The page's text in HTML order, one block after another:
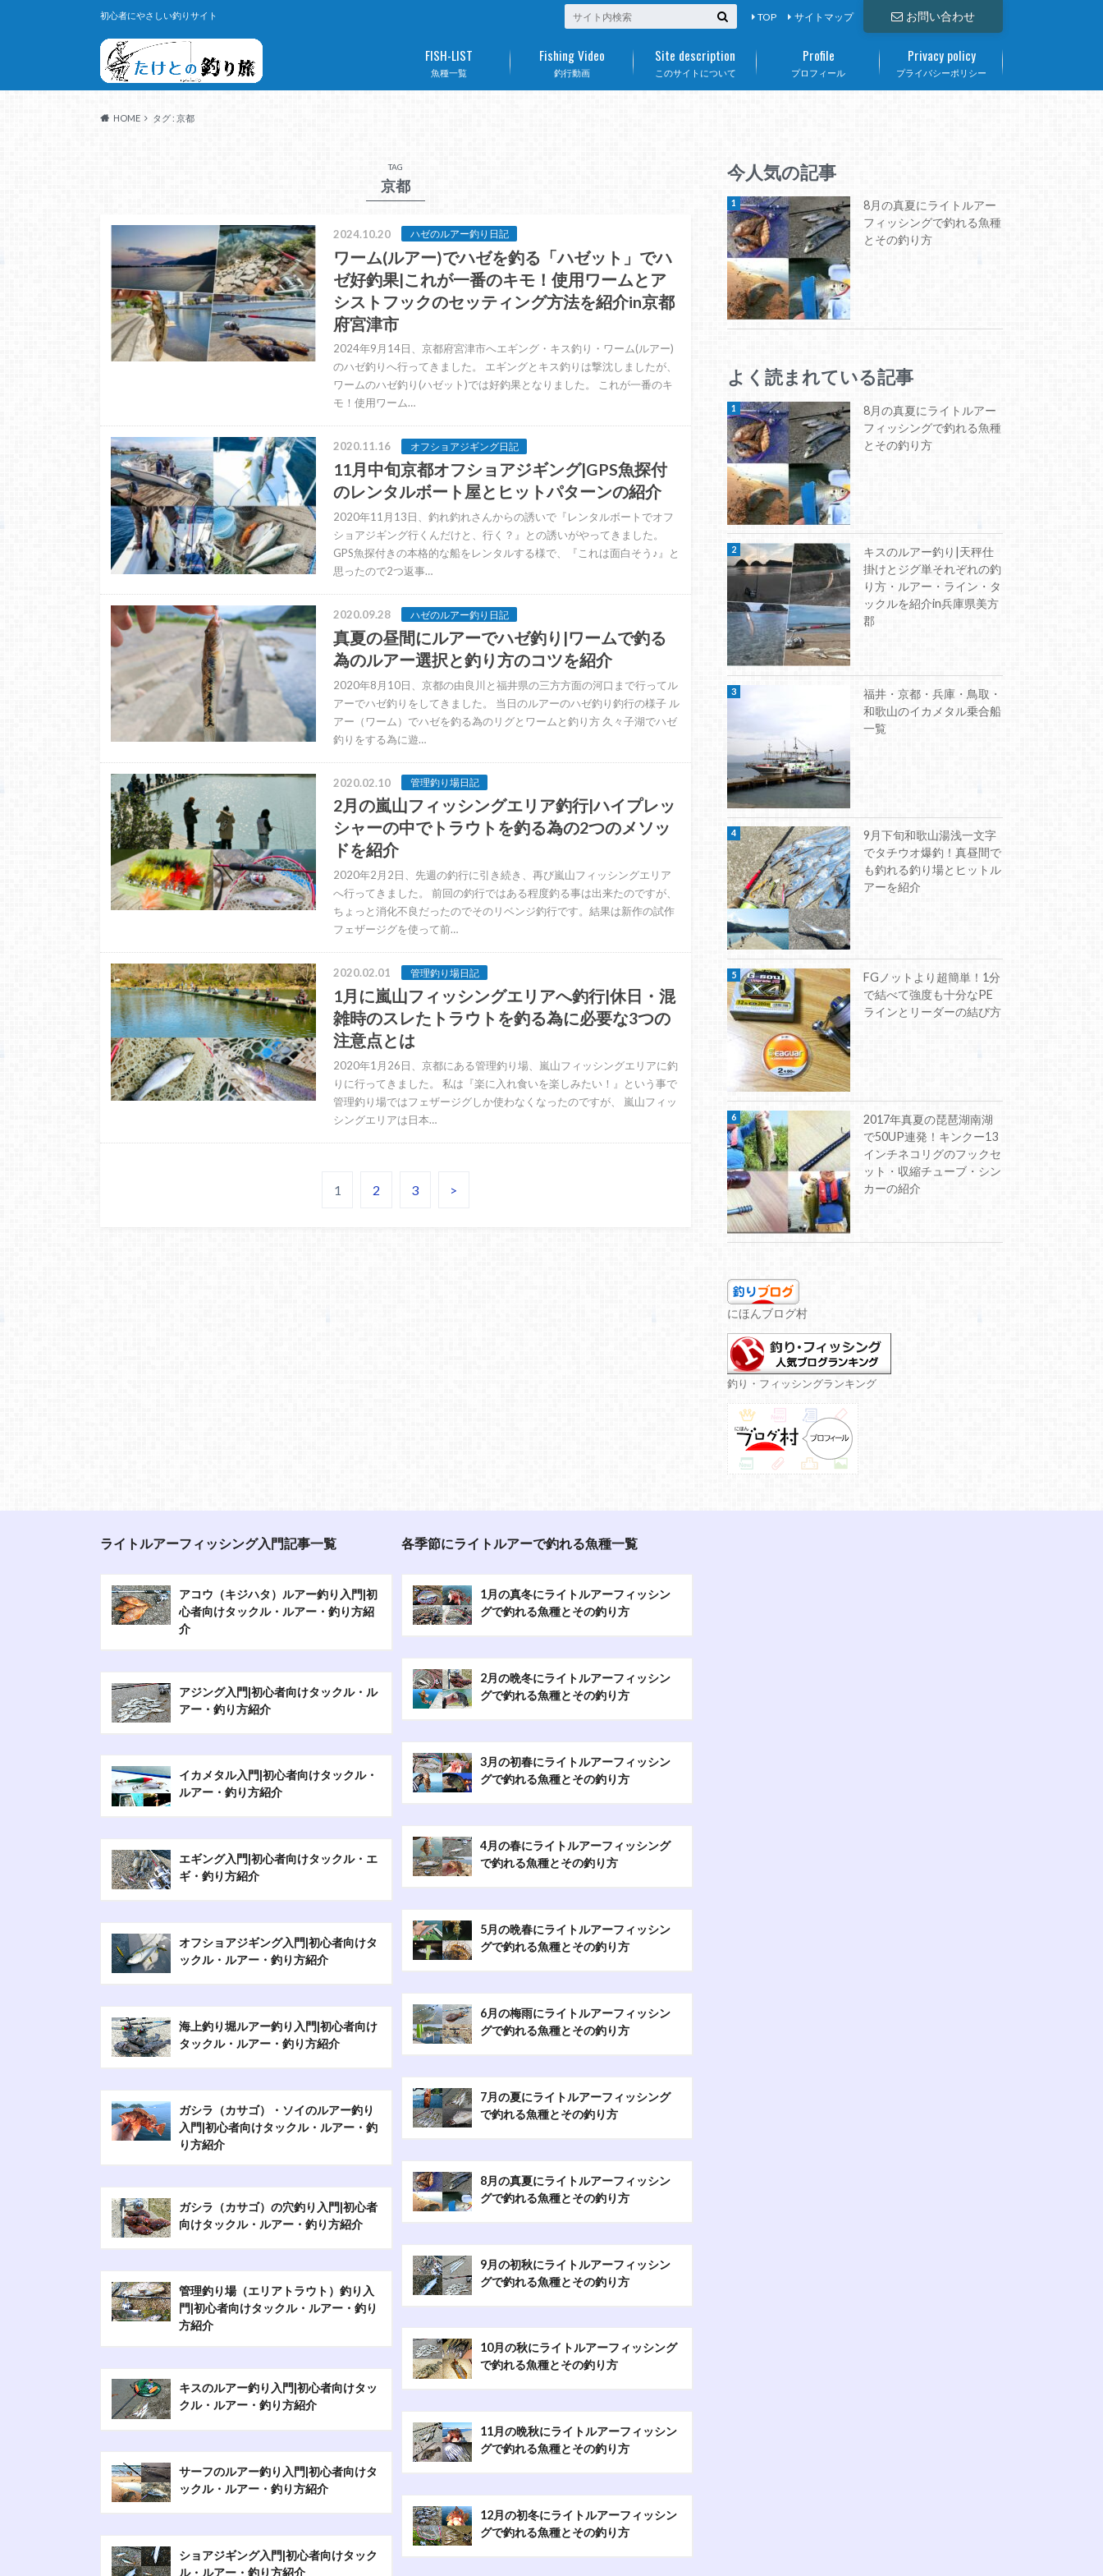
初心者にやさしい釣りサイト お問い合わせ
TOP サイトマップ
魚種一覧
FISH-LIST
釣行動画
Fishing Video
このサイトについて
Site description
プロフィール
Profile
プライバシーポリシー
Privacy policy
HOME タグ : 京都
TAG
京都
2024.10.20 ハゼのルアー釣り日記
ワーム(ルアー)でハゼを釣る「ハゼット」でハ
ゼ好釣果|これが一番のキモ！使用ワームとア
シストフックのセッティング方法を紹介in京都
府宮津市
2024年9月14日、京都府宮津市へエギング・キス釣り・ワーム(ルアー)
のハゼ釣りへ行ってきました。 エギングとキス釣りは撃沈しましたが、
ワームのハゼ釣り(ハゼット)では好釣果となりました。 これが一番のキ
モ！使用ワーム…
2020.11.16 オフショアジギング日記
11月中旬京都オフショアジギング|GPS魚探付
のレンタルボート屋とヒットパターンの紹介
2020年11月13日、釣れ釣れさんからの誘いで『レンタルボートでオフ
ショアジギング行くんだけと、行く？』との誘いがやってきました。
GPS魚探付きの本格的な船をレンタルする様で、『これは面白そう♪』と
思ったので2つ返事…
2020.09.28 ハゼのルアー釣り日記
真夏の昼間にルアーでハゼ釣り|ワームで釣る
為のルアー選択と釣り方のコツを紹介
2020年8月10日、京都の由良川と福井県の三方方面の河口まで行ってル
アーでハゼ釣りをしてきました。 当日のルアーのハゼ釣り釣行の様子 ル
アー（ワーム）でハゼを釣る為のリグとワームと釣り方 久々子湖でハゼ
釣りをする為に遊…
2020.02.10 管理釣り場日記
2月の嵐山フィッシングエリア釣行|ハイプレッ
シャーの中でトラウトを釣る為の2つのメソッ
ドを紹介
2020年2月2日、先週の釣行に引き続き、再び嵐山フィッシングエリア
へ行ってきました。 前回の釣行ではある程度釣る事は出来たのですが、
ちょっと消化不良だったのでそのリベンジ釣行です。結果は新作の試作
フェザージグを使って前…
2020.02.01 管理釣り場日記
1月に嵐山フィッシングエリアへ釣行|休日・混
雑時のスレたトラウトを釣る為に必要な3つの
注意点とは
2020年1月26日、京都にある管理釣り場、嵐山フィッシングエリアに釣
りに行ってきました。 私は『楽に入れ食いを楽しみたい！』という事で
管理釣り場ではフェザージグしか使わなくなったのですが、 嵐山フィッ
シングエリアは日本…
1 2 3 >
今人気の記事
8月の真夏にライトルアー
フィッシングで釣れる魚種
とその釣り方
よく読まれている記事
8月の真夏にライトルアー
フィッシングで釣れる魚種
とその釣り方
キスのルアー釣り|天秤仕
掛けとジグ単それぞれの釣
り方・ルアー・ライン・タ
ックルを紹介in兵庫県美方
郡
福井・京都・兵庫・鳥取・
和歌山のイカメタル乗合船
一覧
9月下旬和歌山湯浅一文字
でタチウオ爆釣！真昼間で
も釣れる釣り場とヒットル
アーを紹介
FGノットより超簡単！1分
で結べて強度も十分なPE
ラインとリーダーの結び方
2017年真夏の琵琶湖南湖
で50UP連発！キンクー13
インチネコリグのフックセ
ット・収縮チューブ・シン
カーの紹介
にほんブログ村
釣り・フィッシングランキング
ライトルアーフィッシング入門記事一覧
アコウ（キジハタ）ルアー釣り入門|初
心者向けタックル・ルアー・釣り方紹
介
アジング入門|初心者向けタックル・ル
アー・釣り方紹介
イカメタル入門|初心者向けタックル・
ルアー・釣り方紹介
エギング入門|初心者向けタックル・エ
ギ・釣り方紹介
オフショアジギング入門|初心者向けタ
ックル・ルアー・釣り方紹介
海上釣り堀ルアー釣り入門|初心者向け
タックル・ルアー・釣り方紹介
ガシラ（カサゴ）・ソイのルアー釣り
入門|初心者向けタックル・ルアー・釣
り方紹介
ガシラ（カサゴ）の穴釣り入門|初心者
向けタックル・ルアー・釣り方紹介
管理釣り場（エリアトラウト）釣り入
門|初心者向けタックル・ルアー・釣り
方紹介
キスのルアー釣り入門|初心者向けタッ
クル・ルアー・釣り方紹介
サーフのルアー釣り入門|初心者向けタ
ックル・ルアー・釣り方紹介
ショアジギング入門|初心者向けタック
ル・ルアー・釣り方紹介
各季節にライトルアーで釣れる魚種一覧
1月の真冬にライトルアーフィッシン
グで釣れる魚種とその釣り方
2月の晩冬にライトルアーフィッシン
グで釣れる魚種とその釣り方
3月の初春にライトルアーフィッシン
グで釣れる魚種とその釣り方
4月の春にライトルアーフィッシング
で釣れる魚種とその釣り方
5月の晩春にライトルアーフィッシン
グで釣れる魚種とその釣り方
6月の梅雨にライトルアーフィッシン
グで釣れる魚種とその釣り方
7月の夏にライトルアーフィッシング
で釣れる魚種とその釣り方
8月の真夏にライトルアーフィッシン
グで釣れる魚種とその釣り方
9月の初秋にライトルアーフィッシン
グで釣れる魚種とその釣り方
10月の秋にライトルアーフィッシング
で釣れる魚種とその釣り方
11月の晩秋にライトルアーフィッシン
グで釣れる魚種とその釣り方
12月の初冬にライトルアーフィッシン
グで釣れる魚種とその釣り方